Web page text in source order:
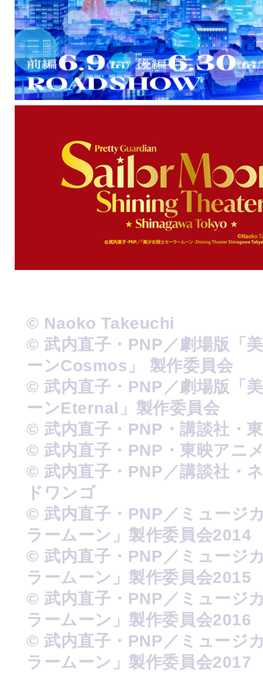
© Naoko Takeuchi
© 武内直子・PNP／劇場版「
ーンCosmos」 製作委員会
© 武内直子・PNP／劇場版「
ーンEternal」製作委員会
© 武内直子・PNP・講談社・
© 武内直子・PNP・東映アニ
© 武内直子・PNP／講談社・
ドワンゴ
© 武内直子・PNP／ミュージ
ラームーン」製作委員会2014
© 武内直子・PNP／ミュージ
ラームーン」製作委員会2015
© 武内直子・PNP／ミュージ
ラームーン」製作委員会2016
© 武内直子・PNP／ミュージ
ラームーン」製作委員会2017